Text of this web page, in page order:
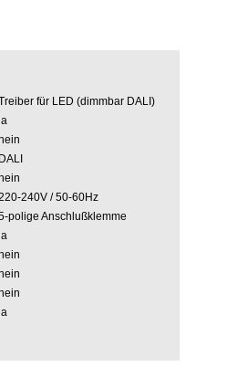
für LED (dimmbar DALI)
DALI
240V / 50-60Hz
polige Anschlußklemme